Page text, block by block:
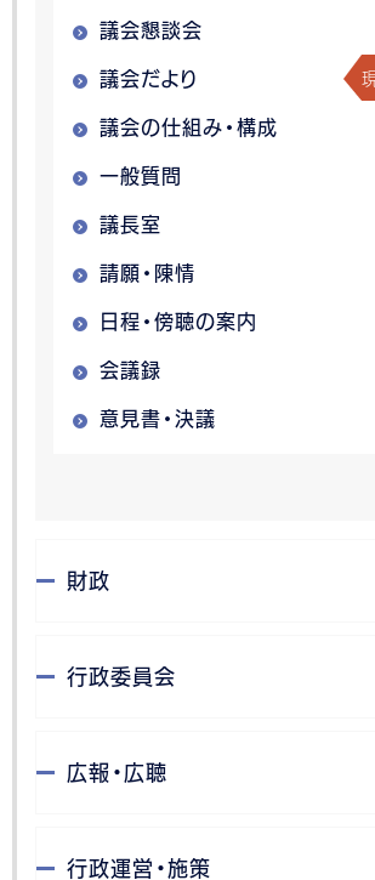
議会懇談会
議会だより
議会の仕組み・構成
一般質問
議長室
請願・陳情
日程・傍聴の案内
会議録
意見書・決議
財政
行政委員会
広報・広聴
行政運営・施策